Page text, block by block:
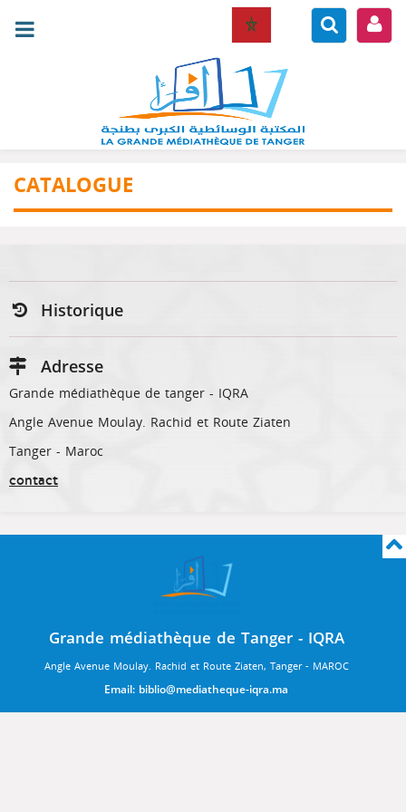
CATALOGUE
Historique
Adresse
Grande médiathèque de tanger - IQRA
Angle Avenue Moulay. Rachid et Route Ziaten
Tanger - Maroc
contact
Grande médiathèque de Tanger - IQRA
Angle Avenue Moulay. Rachid et Route Ziaten, Tanger - MAROC
Email: biblio@mediatheque-iqra.ma